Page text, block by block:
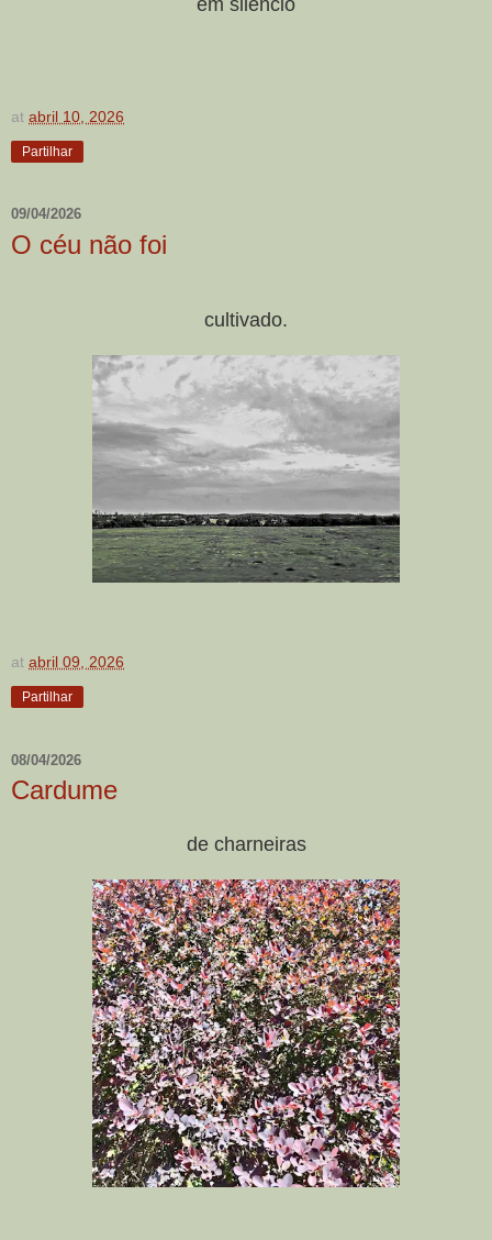
at abril 10, 2026
Partilhar
09/04/2026
O céu não foi
cultivado.
at abril 09, 2026
Partilhar
08/04/2026
Cardume
de charneiras